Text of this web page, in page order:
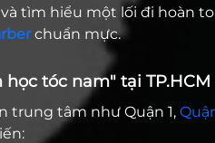
tìm hiểu một lối đi hoàn
chuẩn mực.
tóc nam" tại
trung tâm như Quận 1,